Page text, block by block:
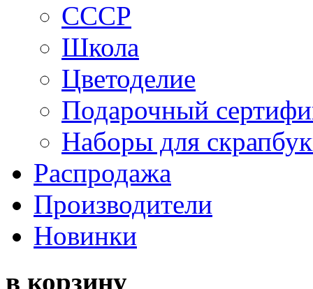
СССР
Школа
Цветоделие
Подарочный
Наборы для
Распродажа
Производители
Новинки
в корзину